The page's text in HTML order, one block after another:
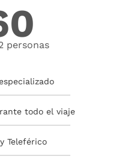
personas
todo el viaje
Teleférico